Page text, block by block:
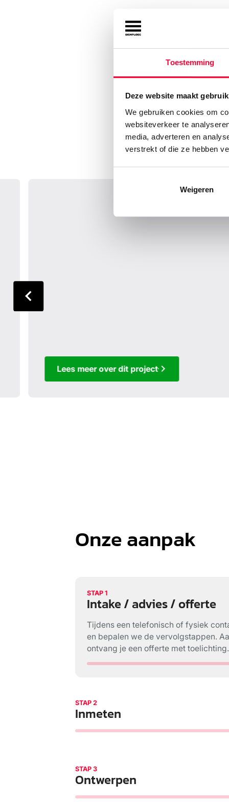
Toestemming
Deze website maakt
We gebruiken cookies om
websiteverkeer te
media, adverteren en
verstrekt of die ze hebben
Weigeren
Lees meer over dit project
Onze aanpak
STAP 1
Intake / advies / offerte
Tijdens een telefonisch of fysiek
en bepalen we de vervolgstappen.
ontvang je een offerte met toelichting.
STAP 2
Inmeten
STAP 3
Ontwerpen